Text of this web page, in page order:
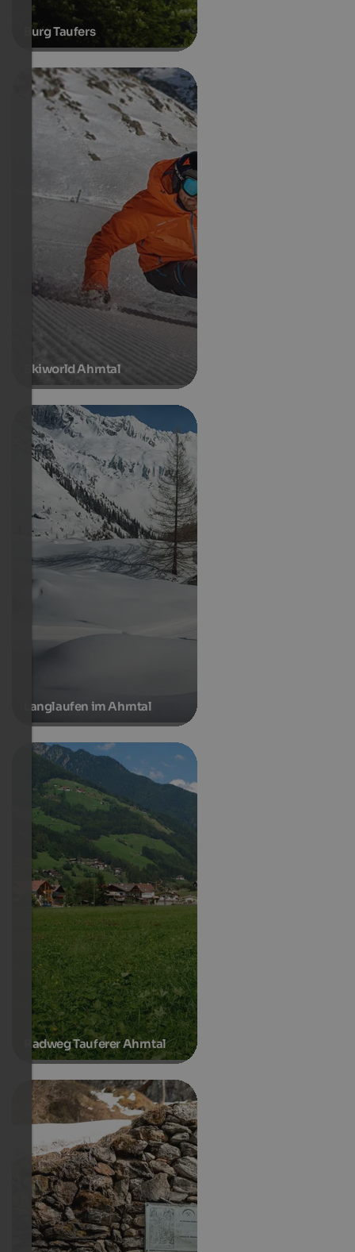
Burg Taufers
Skiworld Ahrntal
Langlaufen im Ahrntal
Radweg Tauferer Ahrntal